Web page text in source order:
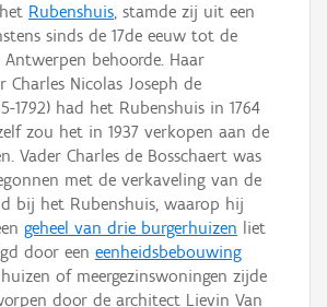
Rubenshuis, stamde zij uit een
sinds de 17de eeuw tot de
behoorde. Haar
Charles Nicolas Joseph de
1792) had het Rubenshuis in 1764
zou het in 1937 verkopen aan de
Vader Charles de Bosschaert was
met de verkaveling van de
bij het Rubenshuis, waarop hij
geheel van drie burgerhuizen liet
door een eenheidsbebouwing
of meergezinswoningen zijde
door de architect Lievin Van